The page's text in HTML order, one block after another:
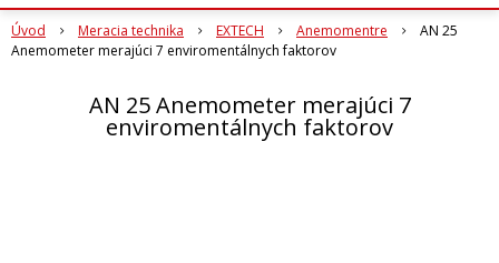
Úvod Meracia technika EXTECH Anemomentre
AN 25
Anemometer merajúci 7 enviromentálnych faktorov
AN 25 Anemometer merajúci 7
enviromentálnych faktorov